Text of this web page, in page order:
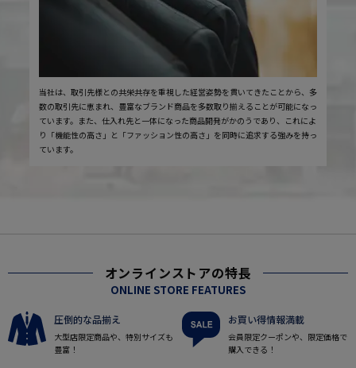
当社は、取引先様との共栄共存を重視した経営姿勢を貫いてきたことから、多
数の取引先に恵まれ、豊富なブランド商品を多数取り揃えることが可能になっ
ています。また、仕入れ先と一体になった商品開発がかのうであり、これによ
り「機能性の高さ」と「ファッション性の高さ」を同時に追求する強みを持っ
ています。
オンラインストアの特長
ONLINE STORE FEATURES
圧倒的な品揃え
大型店限定商品や、特別サイズも
豊富！
お買い得情報満載
会員限定クーポンや、限定価格で
購入できる！